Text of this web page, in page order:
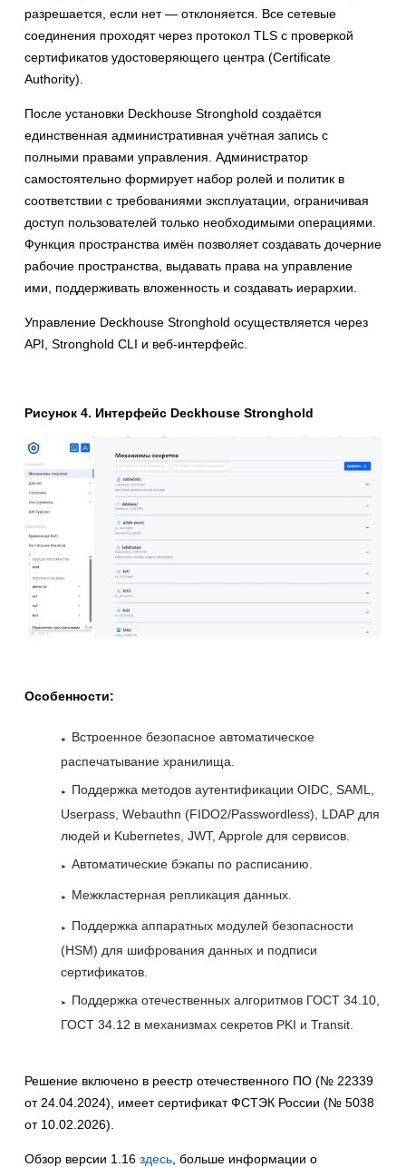
разрешается, если нет — отклоняется. Все сетевые
соединения проходят через протокол TLS с проверкой
сертификатов удостоверяющего центра (Certificate
Authority).
После установки Deckhouse Stronghold создаётся
единственная административная учётная запись с
полными правами управления. Администратор
самостоятельно формирует набор ролей и политик в
соответствии с требованиями эксплуатации, ограничивая
доступ пользователей только необходимыми операциями.
Функция пространства имён позволяет создавать дочерние
рабочие пространства, выдавать права на управление
ими, поддерживать вложенность и создавать иерархии.
Управление Deckhouse Stronghold осуществляется через
API, Stronghold CLI и веб-интерфейс.
Рисунок 4. Интерфейс Deckhouse Stronghold
Особенности:
Встроенное безопасное автоматическое
распечатывание хранилища.
Поддержка методов аутентификации OIDC, SAML,
Userpass, Webauthn (FIDO2/Passwordless), LDAP для
людей и Kubernetes, JWT, Approle для сервисов.
Автоматические бэкапы по расписанию.
Межкластерная репликация данных.
Поддержка аппаратных модулей безопасности
(HSM) для шифрования данных и подписи
сертификатов.
Поддержка отечественных алгоритмов ГОСТ 34.10,
ГОСТ 34.12 в механизмах секретов PKI и Transit.
Решение включено в реестр отечественного ПО (№ 22339
от 24.04.2024), имеет сертификат ФСТЭК России (№ 5038
от 10.02.2026).
Обзор версии 1.16 здесь , больше информации о